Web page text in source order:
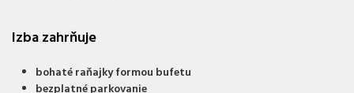
Izba zahrňuje
bohaté raňajky formou bufetu